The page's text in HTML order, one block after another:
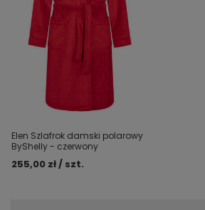
Elen Szlafrok damski polarowy
ByShelly - czerwony
255,00 zł / szt.